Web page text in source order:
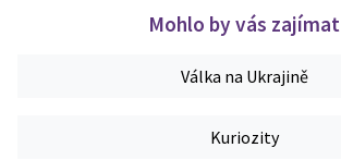
Mohlo by vás zajímat
Válka na Ukrajině
Kuriozity